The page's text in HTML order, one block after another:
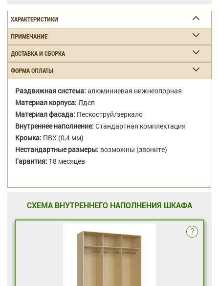
ХАРАКТЕРИСТИКИ
ПРИМЕЧАНИЕ
ДОСТАВКА И СБОРКА
ФОРМА ОПЛАТЫ
Раздвижная система: алюминиевая нижнеопорная
Материал корпуса: Лдсп
Материал фасада: Пескоструй/зеркало
Внутреннее наполнение: Стандартная комплектация
Кромка: ПВХ (0,4 мм)
Нестандартные размеры: возможны (звоните)
Гарантия: 18 месяцев
СХЕМА ВНУТРЕННЕГО НАПОЛНЕНИЯ ШКАФА